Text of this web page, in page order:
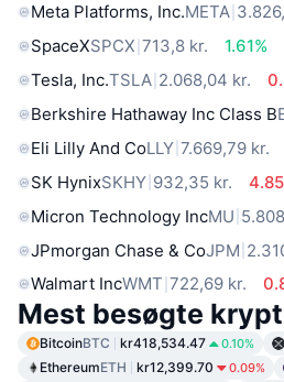
Meta Platforms, Inc.META
SpaceXSPCX 713,8 kr.
1.61%
Tesla, Inc.TSLA 2.068,04 kr.
Berkshire Hathaway Inc Class B
Eli Lilly And CoLLY 7.669,79 kr.
SK HynixSKHY 932,35 kr.
Micron Technology IncMU
JPmorgan Chase & CoJPM
Walmart IncWMT 722,69 kr.
Mest besøgte
BitcoinBTC kr418,534.47 0.10%
EthereumETH kr12,399.70 0.09%